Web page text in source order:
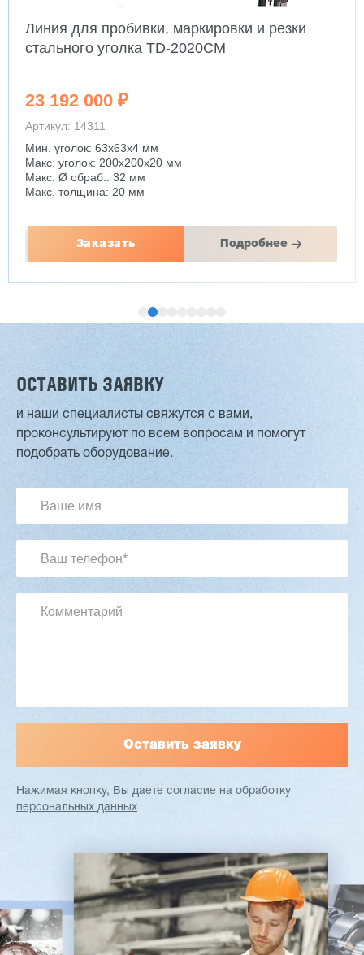
Линия для пробивки, маркировки и резки
стального уголка TD-2020CM
23 192 000 ₽
Артикул: 14311
Мин. уголок: 63x63x4 мм
Макс. уголок: 200x200x20 мм
Макс. Ø обраб.: 32 мм
Макс. толщина: 20 мм
Заказать Подробнее
Двухсторонний шипорез MX6015
2 832 000 ₽
Артикул: 2497
Станок проходного типа
ОСТАВИТЬ ЗАЯВКУ
и наши специалисты свяжутся с вами,
проконсультируют по всем вопросам и помогут
подобрать оборудование.
Нажимая кнопку, Вы даете согласие на обработку
персональных данных